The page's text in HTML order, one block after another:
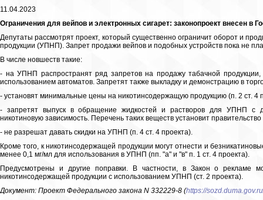
11.04.2023
Ограничения для вейпов и электронных сигарет: законопроект внесен в
Депутаты рассмотрят проект, который существенно ограничит оборот и
продукции (УПНП). Запрет продажи вейпов и подобных устройств пока не
В числе новшеств такие:
- на УПНП распространят ряд запретов на продажу табачной
использованием автоматов. Запретят также выкладку и демонстрацию в
- установят минимальные цены на никотинсодержащую продукцию (п. 2 ст. 4
- запретят выпуск в обращение жидкостей и растворов для УПНП с
никотиновую зависимость. Перечень таких веществ установит правительство
- не разрешат давать скидки на УПНП (п. 4 ст. 4 проекта).
Кроме того, к никотинсодержащей продукции могут отнести и
менее 0,1 мг/мл для использования в УПНП (пп. "а" и "в" п. 1 ст. 4 проекта).
Предусмотрены и другие поправки. В частности, в Закон о рекламе
никотинсодержащей продукции с использованием УПНП (ст. 2 проекта).
Документ: Проект Федерального закона N 332229-8 (https://